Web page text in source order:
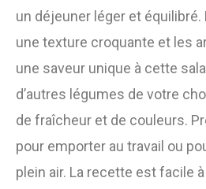
un déjeuner léger et
une texture croquante et les
une saveur unique à cette
d’autres légumes de votre
de fraîcheur et de couleurs.
pour emporter au travail ou
plein air. La recette est facile